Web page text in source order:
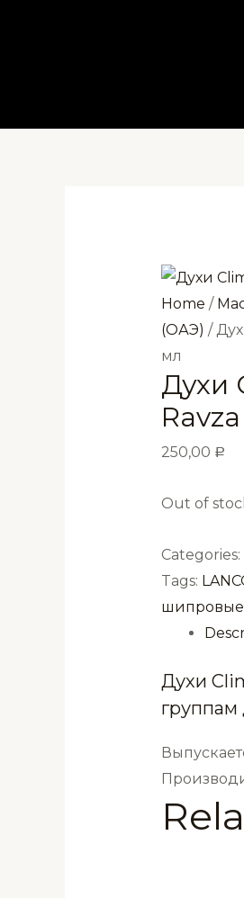
Home /
(ОАЭ) /
мл
Духи
250,00 Р
Out of
Categories:
Tags:
шипровые
Духи